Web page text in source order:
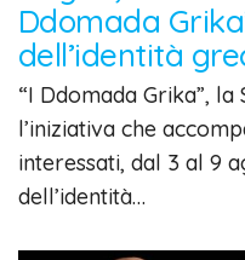
Ddomada
dell’identità
“I Ddomada Grika”,
l’iniziativa che
interessati, dal 3 al 9
dell’identità…